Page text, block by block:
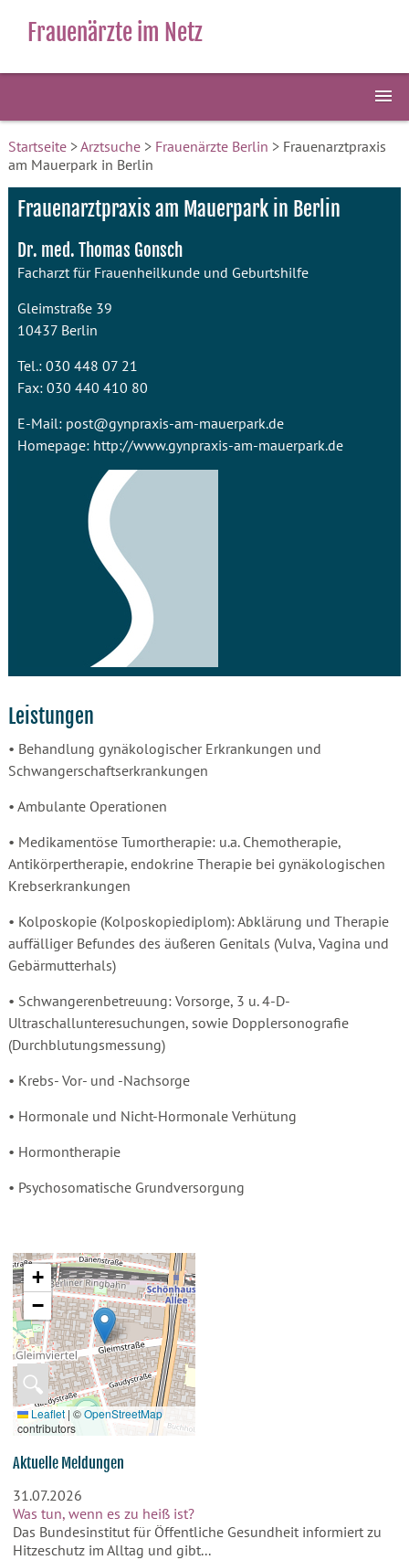
Frauenärzte im Netz
Startseite>Arztsuche> Frauenärzte Berlin > Frauenarztpraxis
am Mauerpark in Berlin
Frauenarztpraxis am Mauerpark in Berlin
Dr. med. Thomas Gonsch
Facharzt für Frauenheilkunde und Geburtshilfe
Gleimstraße 39
10437 Berlin
Tel.: 030 448 07 21
Fax: 030 440 410 80
E-Mail: post@gynpraxis-am-mauerpark.de
Homepage: http://www.gynpraxis-am-mauerpark.de
Leistungen
• Behandlung gynäkologischer Erkrankungen und
Schwangerschaftserkrankungen
• Ambulante Operationen
• Medikamentöse Tumortherapie: u.a. Chemotherapie,
Antikörpertherapie, endokrine Therapie bei gynäkologischen
Krebserkrankungen
• Kolposkopie (Kolposkopiediplom): Abklärung und Therapie
auffälliger Befundes des äußeren Genitals (Vulva, Vagina und
Gebärmutterhals)
• Schwangerenbetreuung: Vorsorge, 3 u. 4-D-
Ultraschallunteresuchungen, sowie Dopplersonografie
(Durchblutungsmessung)
• Krebs- Vor- und -Nachsorge
• Hormonale und Nicht-Hormonale Verhütung
• Hormontherapie
• Psychosomatische Grundversorgung
🔍
+
−
Leaflet | ©OpenStreetMap
contributors
Aktuelle Meldungen
31.07.2026
Was tun, wenn es zu heiß ist?
Das Bundesinstitut für Öffentliche Gesundheit informiert zu
Hitzeschutz im Alltag und gibt...